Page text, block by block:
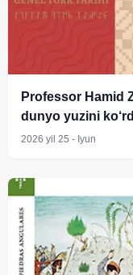
Professor Hamid
dunyo yuzini
2026 yil 25 - Iyun